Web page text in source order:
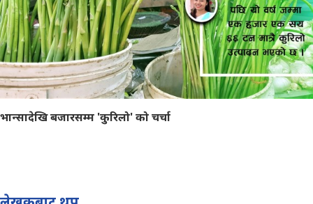
भान्सादेखि बजारसम्म 'कुरिलो' को चर्चा